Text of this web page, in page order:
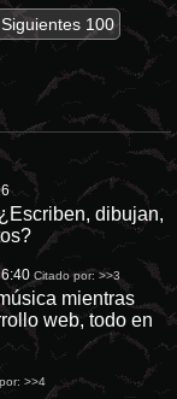
Siguientes 100
dibujan,
Citado por:>>3
mientras
web, todo en
>>4